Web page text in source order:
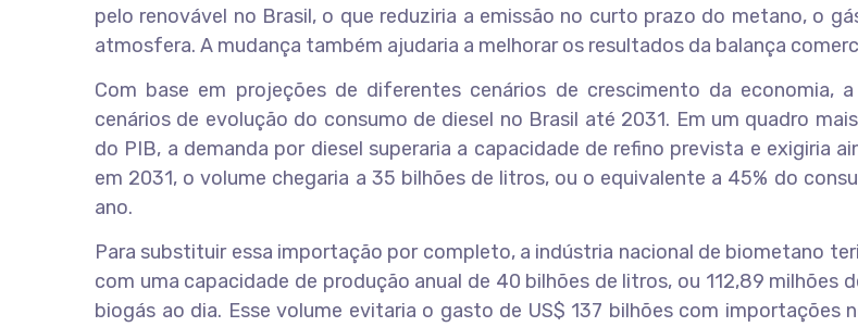
pelo renovável no Brasil, o que reduziria a emissão no curto prazo do metano, o
atmosfera. A mudança também ajudaria a melhorar os resultados da balança
Com base em projeções de diferentes cenários de crescimento da economia,
cenários de evolução do consumo de diesel no Brasil até 2031. Em um quadro
do PIB, a demanda por diesel superaria a capacidade de refino prevista e exigiria
em 2031, o volume chegaria a 35 bilhões de litros, ou o equivalente a 45% do
ano.
Para substituir essa importação por completo, a indústria nacional de biometano
com uma capacidade de produção anual de 40 bilhões de litros, ou 112,89 milhões
biogás ao dia. Esse volume evitaria o gasto de US$ 137 bilhões com importações